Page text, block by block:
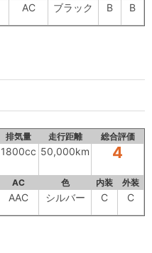
AC ブラック B B
排気量 走行距離 総合評価
1800cc 50,000km 4
AC 色 内装 外装
AAC シルバー C C